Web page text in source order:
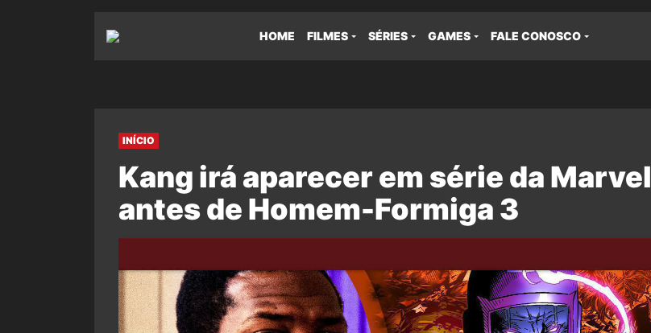
HOME FILMES SÉRIES GAMES FALE CONOSCO
INÍCIO
Kang irá aparecer em série da Marvel
antes de Homem-Formiga 3